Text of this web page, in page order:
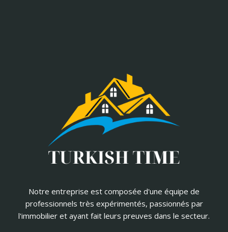
Notre entreprise est composée d'une équipe de
professionnels très expérimentés, passionnés par
l'immobilier et ayant fait leurs preuves dans le secteur.